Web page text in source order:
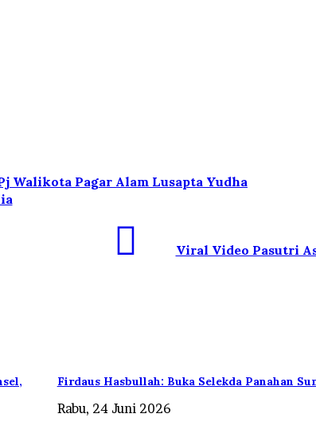
Walikota Pagar Alam Lusapta Yudha
Viral Video Pasutri
Firdaus Hasbullah: Buka Selekda Panahan
Rabu, 24 Juni 2026